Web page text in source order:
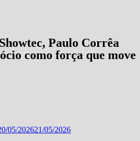
Paulo Corrêa
como força que move
05/202621/05/2026